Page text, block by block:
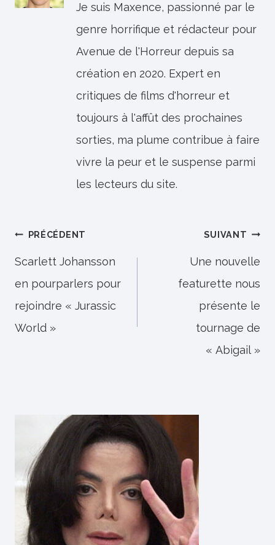
Je suis Maxence, passionné par le
genre horrifique et rédacteur pour
Avenue de l'Horreur depuis sa
création en 2020. Expert en
critiques de films d'horreur et
toujours à l'affût des prochaines
sorties, ma plume contribue à faire
vivre la peur et le suspense parmi
les lecteurs du site.
Navigation
de
l’article
PRÉCÉDENT
Scarlett Johansson
en pourparlers pour
rejoindre « Jurassic
World »
SUIVANT
Une nouvelle
featurette nous
présente le
tournage de
« Abigail »